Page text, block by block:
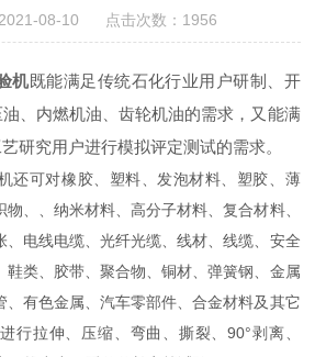
2021-08-10 点击次数：1956
机既能满足传统石化行业用户研制、开
、内燃机油、齿轮机油的需求，又能满
研究用户进行模拟评定测试的需求。
可对橡胶、塑料、发泡材料、塑胶、薄
、、纳米材料、高分子材料、复合材料、
、电线电缆、光纤光缆、线材、线缆、安全
鞋类、胶带、聚合物、铜材、弹簧钢、金属
、有色金属、汽车零部件、合金材料及其它
行拉伸、压缩、弯曲、撕裂、90°剥离、